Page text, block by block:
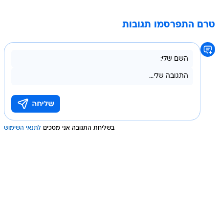
טרם התפרסמו תגובות
בשליחת התגובה אני מסכים לתנאי השימוש